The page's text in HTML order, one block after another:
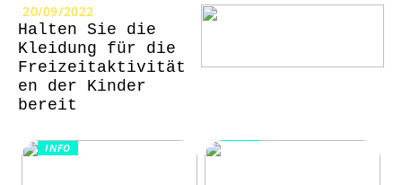
20/09/2022
Halten Sie die
Kleidung für die
Freizeitaktivität
en der Kinder
bereit
INFO